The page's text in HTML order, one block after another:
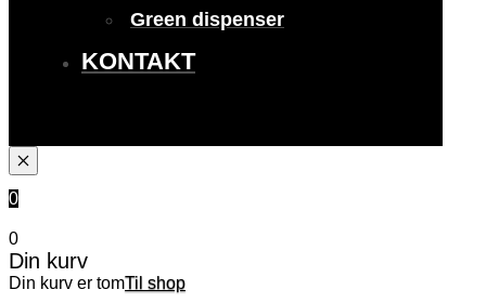
Green dispenser
KONTAKT
0
0
Din kurv
Din kurv er tomTil shop